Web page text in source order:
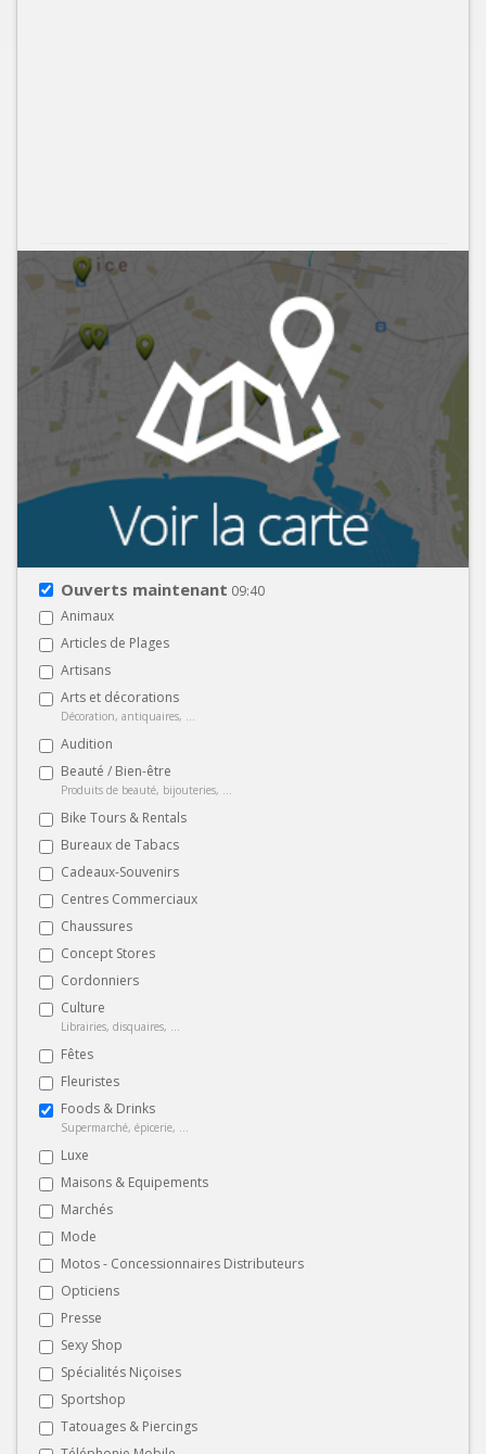
Ouverts maintenant 09:40
Animaux
Articles de Plages
Artisans
Arts et décorations
Décoration, antiquaires, ...
Audition
Beauté / Bien-être
Produits de beauté, bijouteries, ...
Bike Tours & Rentals
Bureaux de Tabacs
Cadeaux-Souvenirs
Centres Commerciaux
Chaussures
Concept Stores
Cordonniers
Culture
Librairies, disquaires, ...
Fêtes
Fleuristes
Foods & Drinks
Supermarché, épicerie, ...
Luxe
Maisons & Equipements
Marchés
Mode
Motos - Concessionnaires Distributeurs
Opticiens
Presse
Sexy Shop
Spécialités Niçoises
Sportshop
Tatouages & Piercings